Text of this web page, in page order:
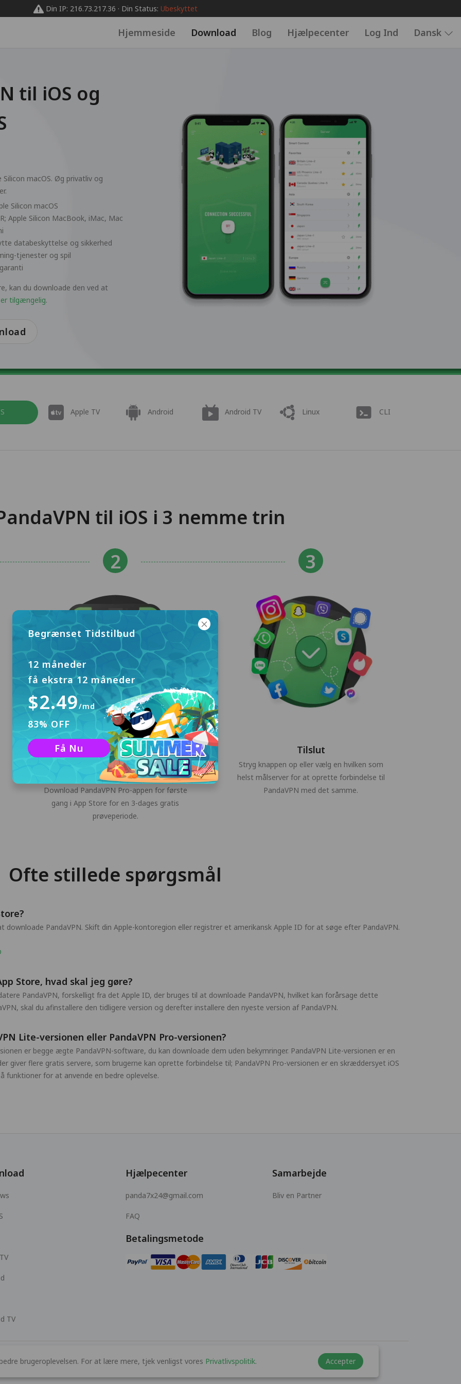
Din IP: 216.73.217.36 · Din Status: Ubeskyttet
Hjemmeside Download Blog Hjælpecenter Log Ind Dansk
til iOS og
macOS. Øg privatliv og
Silicon macOS
Apple Silicon MacBook, iMac, Mac
databeskyttelse og sikkerhed
tjenester og spil
kan du downloade den ved at
tilgængelig.
Apple TV Android Android TV Linux CLI
til iOS i 3 nemme trin
Log ind
Log ind på den tilfældige digitale konto, der
automatisk genereres af PandaVPN.
Download PandaVPN Pro-appen for første
gang i App Store for en 3-dages gratis
prøveperiode.
Tilslut
Stryg knappen op eller vælg en hvilken som
helst målserver for at oprette forbindelse til
PandaVPN med det samme.
Ofte stillede spørgsmål
PandaVPN. Skift din Apple-kontoregion eller registrer et amerikansk Apple ID for at søge efter PandaVPN.
Store, hvad skal jeg gøre?
PandaVPN, forskelligt fra det Apple ID, der bruges til at downloade PandaVPN, hvilket kan forårsage dette
skal du afinstallere den tidligere version og derefter installere den nyeste version af PandaVPN.
Lite-versionen eller PandaVPN Pro-versionen?
er begge ægte PandaVPN-software, du kan downloade dem uden bekymringer. PandaVPN Lite-versionen er en
giver flere gratis servere, som brugerne kan oprette forbindelse til; PandaVPN Pro-versionen er en skræddersyet iOS
funktioner for at anvende en bedre oplevelse.
Begrænset Tidstilbud
12 måneder
få ekstra 12 måneder
$2.49/md
83% OFF
Få Nu
TV
Hjælpecenter
panda7x24@gmail.com
FAQ
Samarbejde
Bliv en Partner
Betalingsmetode
© 2026 MOPUBI LIMITED. All rights reserved.
brugeroplevelsen. For at lære mere, tjek venligst vores Privatlivspolitik. Accepter